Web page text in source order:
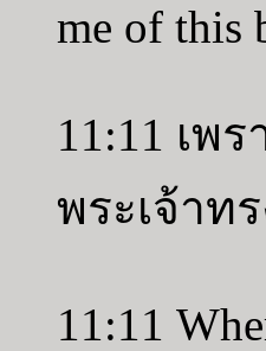
me of this
11:11 เพ
พระเจ้าท
11:11